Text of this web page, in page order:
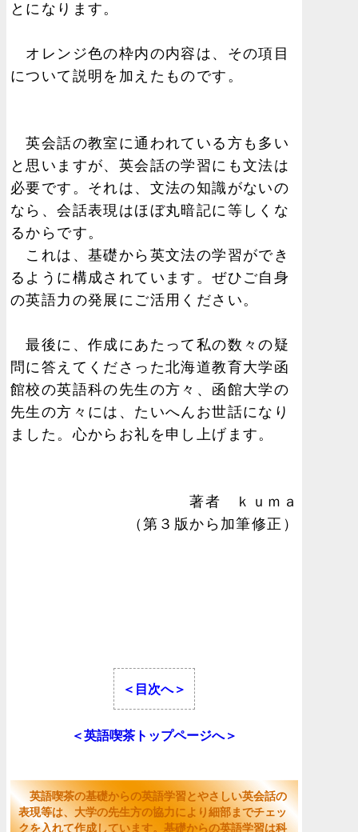
とになります。
オレンジ色の枠内の内容は、その項目
について説明を加えたものです。
英会話の教室に通われている方も多い
と思いますが、英会話の学習にも文法は
必要です。それは、文法の知識がないの
なら、会話表現はほぼ丸暗記に等しくな
るからです。
これは、基礎から英文法の学習ができ
るように構成されています。ぜひご自身
の英語力の発展にご活用ください。
最後に、作成にあたって私の数々の疑
問に答えてくださった北海道教育大学函
館校の英語科の先生の方々、函館大学の
先生の方々には、たいへんお世話になり
ました。心からお礼を申し上げます。
著者 ｋｕｍａ
（第３版から加筆修正）
＜目次へ＞
＜英語喫茶トップページへ＞
英語喫茶の基礎からの英語学習とやさしい英会話の
表現等は、大学の先生方の協力により細部までチェッ
クを入れて作成しています。基礎からの英語学習は科